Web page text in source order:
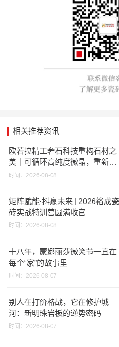
相关推荐资讯
欧若拉精工奢石科技重构石材之
美｜可循环高纯度微晶，重新定
义高端奢石原料
时间：2026-08-08
矩阵赋能·抖赢未来 | 2026裕成瓷
砖实战特训营圆满收官
时间：2026-08-08
十八年，蒙娜丽莎微笑节一直在
每个“家”的故事里
时间：2026-08-07
别人在打价格战，它在修护城
河：新明珠岩板的逆势密码
时间：2026-08-07